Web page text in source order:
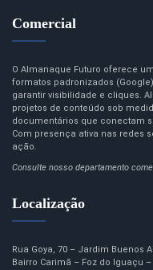
Comercial
O Almanaque Futuro oferece
formatos padronizados
garantir visibilidade e cliques.
projetos de conteúdo sob
documentários que conectam
Com presença ativa nas redes
ação.
Consulte nosso departamento
Localização
Rua Goya, 70 – Jardim Buenos
Bairro Carimã – Foz do Iguaçu